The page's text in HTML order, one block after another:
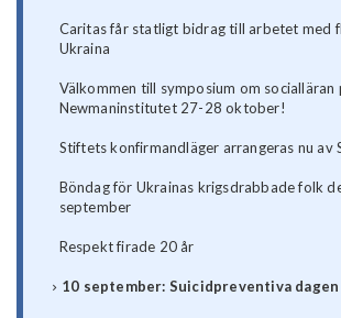
Caritas får statligt bidrag till arbetet med
Ukraina
Välkommen till symposium om socialläran
Newmaninstitutet 27-28 oktober!
Stiftets konfirmandläger arrangeras nu av
Böndag för Ukrainas krigsdrabbade folk
september
Respekt firade 20 år
10 september: Suicidpreventiva dagen